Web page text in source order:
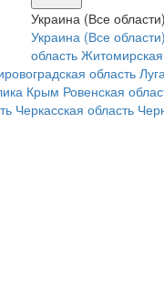
Украина (Все области)
Украина (Все области)
область Житомирская
область
Крым Ровенская
Черкасская область